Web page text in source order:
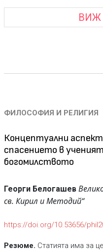
ВИЖ
ФИЛОСОФИЯ И РЕЛИГИЯ
Концептуални
спасението в
богомилството
Георги Белогашев
св. Кирил и Методий“
https://doi.org/10.53656/
Резюме. Статията има за